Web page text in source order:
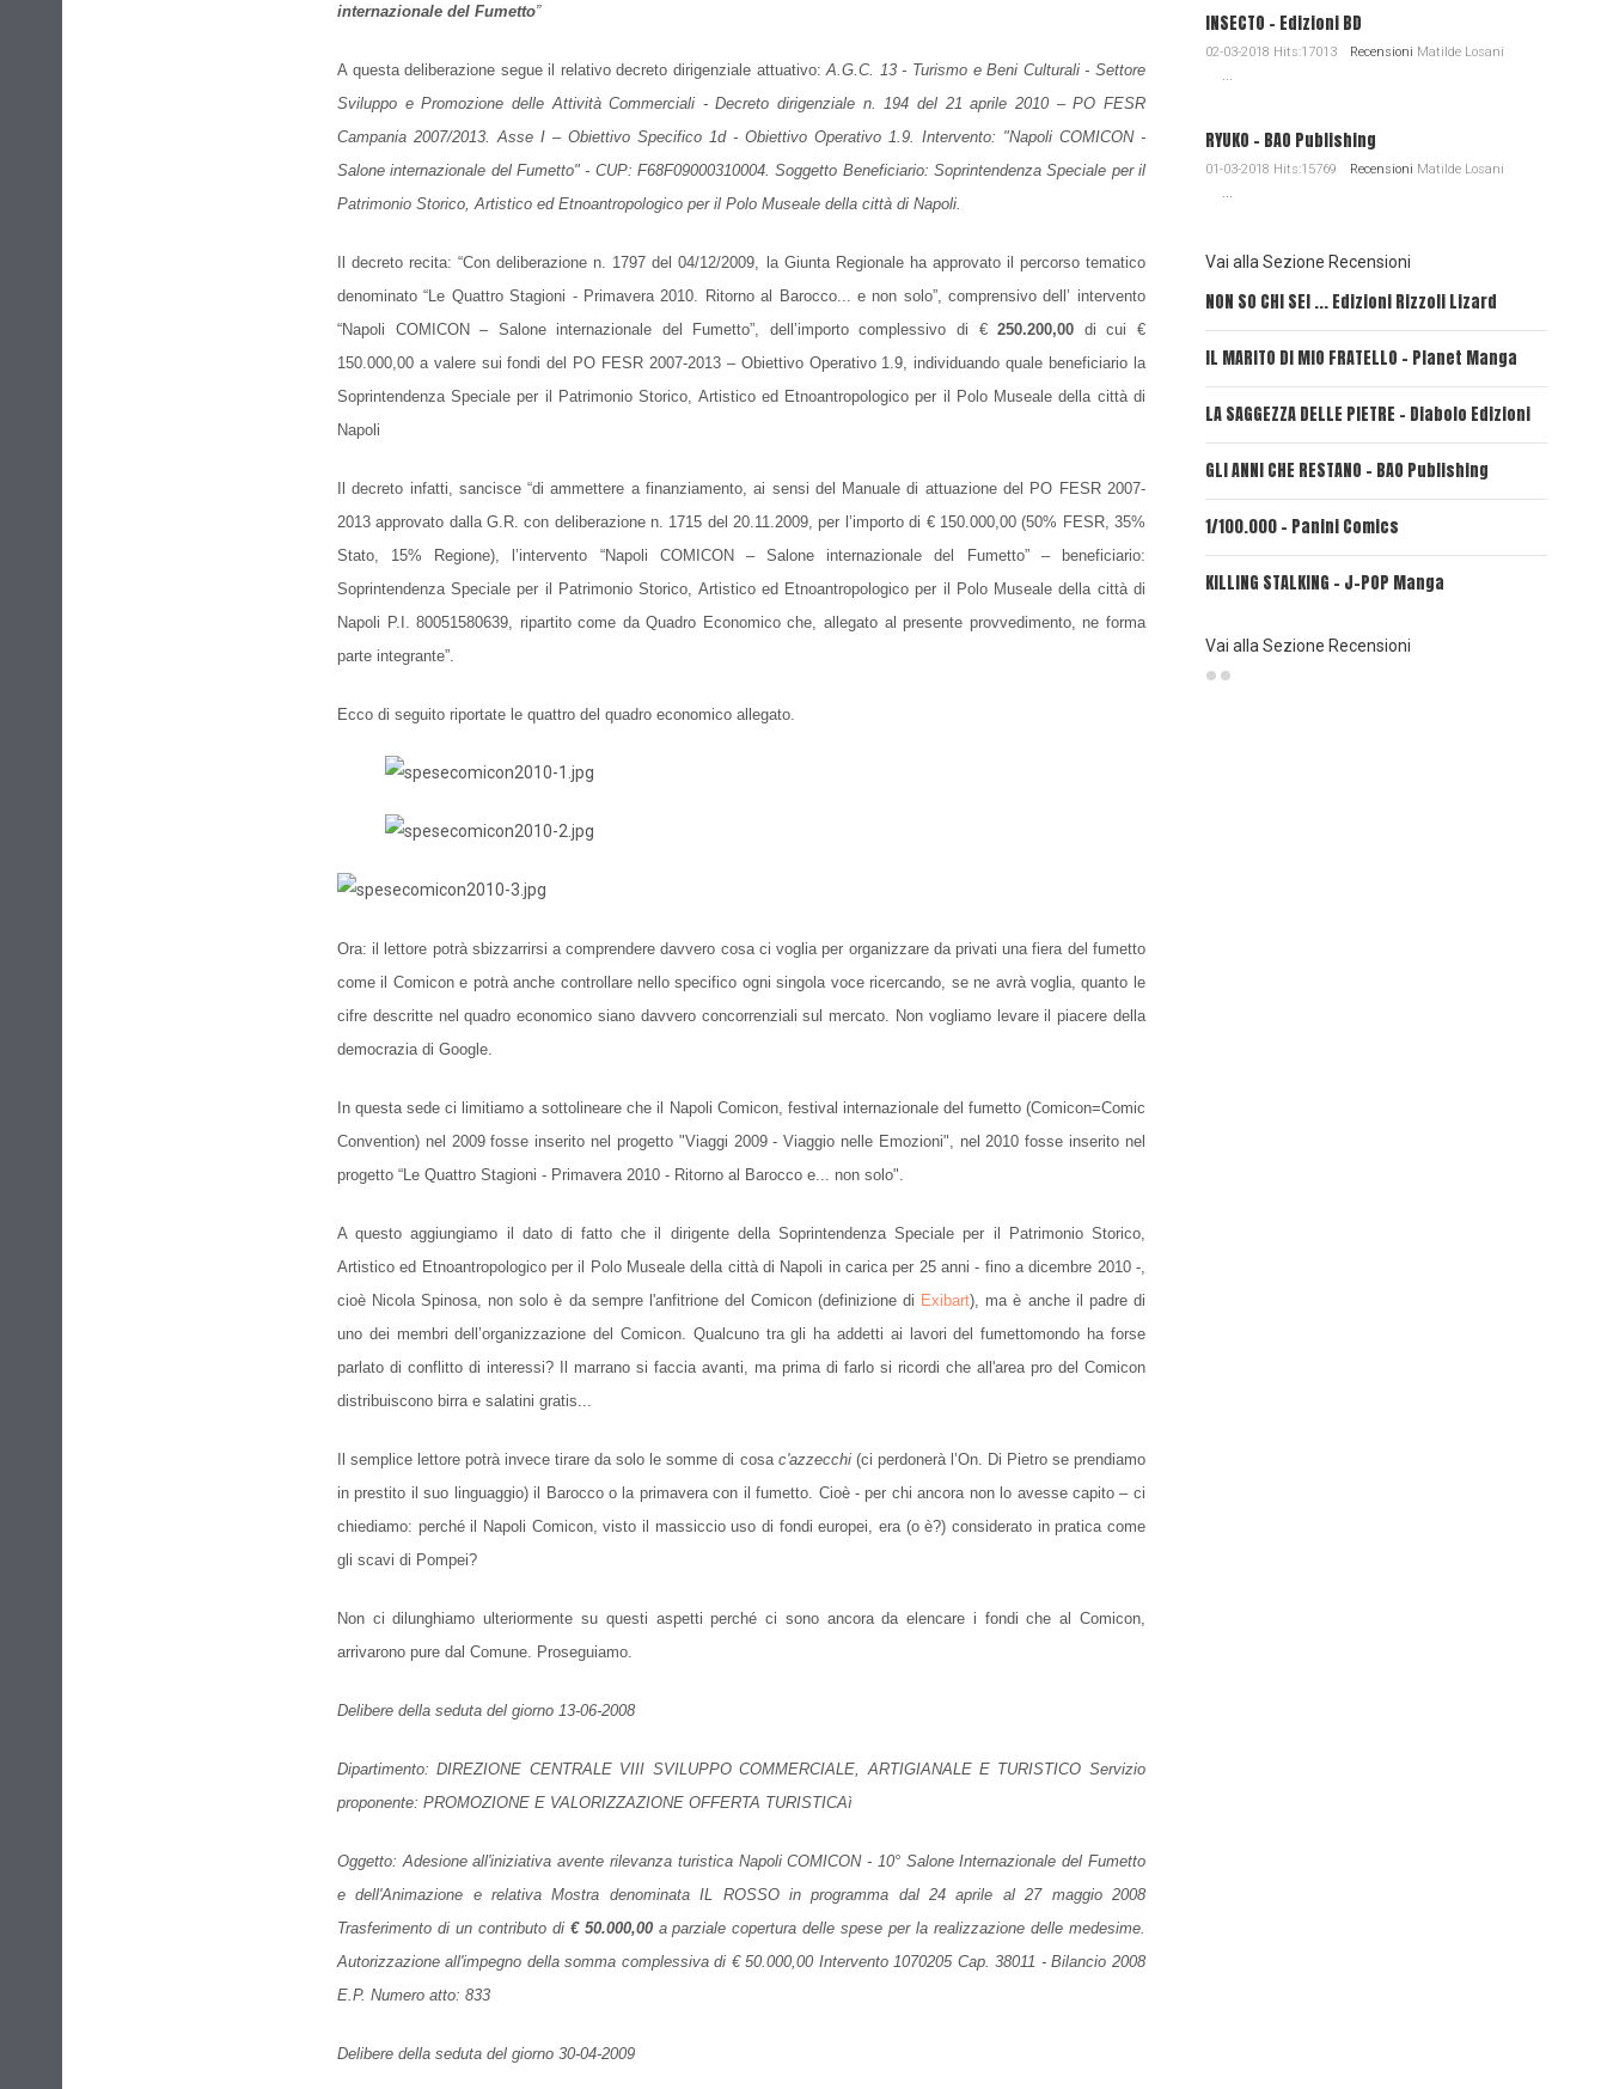
internazionale del Fumetto”
A questa deliberazione segue il relativo decreto dirigenziale attuativo:A.G.C. 13 - Turismo e Beni Culturali - Settore
Sviluppo e Promozione delle Attività Commerciali - Decreto dirigenziale n. 194 del 21 aprile 2010 – PO FESR
Campania 2007/2013. Asse I – Obiettivo Specifico 1d - Obiettivo Operativo 1.9. Intervento: "Napoli COMICON -
Salone internazionale del Fumetto" - CUP: F68F09000310004. Soggetto Beneficiario: Soprintendenza Speciale per il
Patrimonio Storico, Artistico ed Etnoantropologico per il Polo Museale della città di Napoli.
Il decreto recita: “Con deliberazione n. 1797 del 04/12/2009, la Giunta Regionaleha approvato il percorso tematico
denominato “Le Quattro Stagioni - Primavera 2010. Ritorno al Barocco... e non solo”, comprensivo dell’ intervento
“Napoli COMICON – Salone internazionale del Fumetto”, dell’importo complessivo di €250.200,00 di cui €
150.000,00 avalere sui fondi del PO FESR 2007-2013 – Obiettivo Operativo 1.9, individuando quale beneficiario la
Soprintendenza Speciale per il Patrimonio Storico, Artistico ed Etnoantropologico per il Polo Museale della città di
Napoli
Il decreto infatti, sancisce “di ammettere a finanziamento, ai sensi del Manuale di attuazione del PO FESR 2007-
2013approvato dalla G.R. con deliberazione n. 1715 del20.11.2009, per l’importo di € 150.000,00 (50% FESR, 35%
Stato, 15% Regione), l’intervento “Napoli COMICON – Salone internazionale del Fumetto” – beneficiario:
Soprintendenza Speciale per il Patrimonio Storico, Artistico ed Etnoantropologico per il Polo Museale della città di
Napoli P.I. 80051580639, ripartito come da Quadro Economico che, allegato al presente provvedimento, ne forma
parte integrante”.
Ecco di seguito riportate le quattro del quadro economico allegato.
Ora: il lettore potrà sbizzarrirsi a comprendere davvero cosa ci voglia per organizzare da privati una fiera del fumetto
come il Comicon e potrà anche controllare nello specifico ogni singola voce ricercando, se ne avrà voglia, quanto le
cifre descritte nel quadro economico siano davvero concorrenziali sul mercato. Non vogliamo levare il piacere della
democrazia di Google.
In questa sede ci limitiamo a sottolineare che il Napoli Comicon, festival internazionale del fumetto (Comicon=Comic
Convention) nel 2009 fosse inserito nel progetto "Viaggi 2009 - Viaggio nelle Emozioni", nel 2010 fosse inserito nel
progetto “Le Quattro Stagioni - Primavera 2010 - Ritorno al Barocco e... non solo".
A questo aggiungiamo il dato di fatto che il dirigente della Soprintendenza Speciale per il Patrimonio Storico,
Artistico ed Etnoantropologico per il Polo Museale della città di Napoli in carica per 25 anni - fino a dicembre 2010 -,
cioè Nicola Spinosa, non solo è da sempre l'anfitrione del Comicon (definizione di Exibart), ma è anche il padre di
uno dei membri dell’organizzazione del Comicon. Qualcuno tra gli ha addetti ai lavori del fumettomondo ha forse
parlato di conflitto di interessi? Il marrano si faccia avanti, ma prima di farlo si ricordi che all'area pro del Comicon
distribuiscono birra e salatini gratis...
Il semplice lettore potrà invece tirare da solo le somme di cosa c'azzecchi(ci perdonerà l’On. Di Pietro se prendiamo
in prestito il suo linguaggio) il Barocco o la primavera con il fumetto. Cioè - per chi ancora non lo avesse capito – ci
chiediamo: perché il Napoli Comicon, visto il massiccio uso di fondi europei, era (o è?) considerato in pratica come
gli scavi di Pompei?
Non ci dilunghiamo ulteriormente su questi aspetti perché ci sono ancora da elencare i fondi che al Comicon,
arrivarono pure dal Comune. Proseguiamo.
Delibere della seduta del giorno 13-06-2008
Dipartimento: DIREZIONE CENTRALE VIII SVILUPPO COMMERCIALE, ARTIGIANALE E TURISTICO Servizio
proponente: PROMOZIONE E VALORIZZAZIONE OFFERTA TURISTICAì
Oggetto: Adesione all'iniziativa avente rilevanza turistica Napoli COMICON - 10° Salone Internazionale del Fumetto
e dell'Animazione e relativa Mostra denominata IL ROSSO in programma dal 24 aprile al 27 maggio 2008
Trasferimento di un contributo di € 50.000,00aparziale copertura delle spese per la realizzazione delle medesime.
Autorizzazione all'impegno della somma complessiva di € 50.000,00 Intervento 1070205 Cap. 38011 - Bilancio 2008
E.P. Numero atto: 833
Delibere della seduta del giorno 30-04-2009
INSECTO - Edizioni BD
02-03-2018 Hits:17013 Recensioni Matilde Losani
...
RYUKO - BAO Publishing
01-03-2018 Hits:15769 Recensioni Matilde Losani
...
Vai alla Sezione Recensioni
NON SO CHI SEI ... Edizioni Rizzoli Lizard
IL MARITO DI MIO FRATELLO - Planet Manga
LA SAGGEZZA DELLE PIETRE - Diabolo Edizioni
GLI ANNI CHE RESTANO - BAO Publishing
1/100.000 - Panini Comics
KILLING STALKING - J-POP Manga
Vai alla Sezione Recensioni